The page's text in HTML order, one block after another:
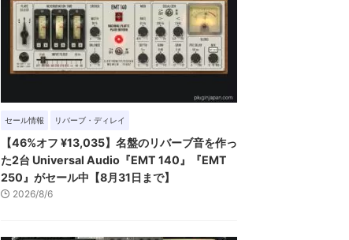
セール情報 リバーブ・ディレイ
【46%オフ ¥13,035】名盤のリバーブ音を作っ
た2台 Universal Audio『EMT 140』『EMT
250』がセール中【8月31日まで】
2026/8/6